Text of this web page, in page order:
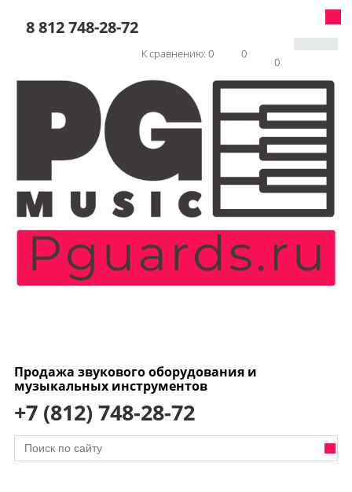
8 812 748-28-72
0
0
К сравнению: 0
Продажа звукового оборудования и
музыкальных инструментов
+7 (812) 748-28-72